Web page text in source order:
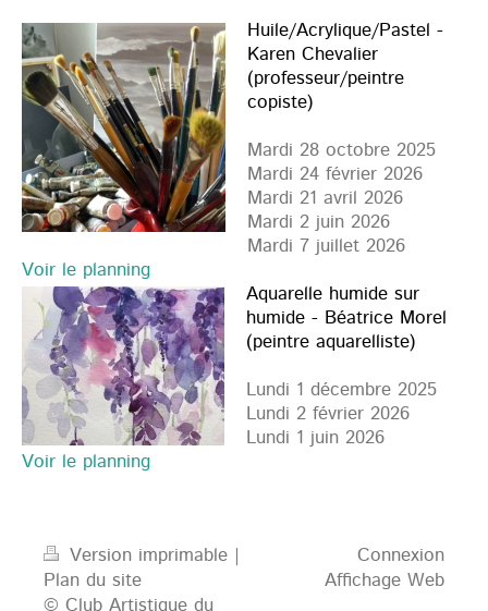
Huile/Acrylique/Pastel -
Karen Chevalier
(professeur/peintre
copiste)
Mardi 28 octobre 2025
Mardi 24 février 2026
Mardi 21 avril 2026
Mardi 2 juin 2026
Mardi 7 juillet 2026
Voir le planning
Aquarelle humide sur
humide - Béatrice Morel
(peintre aquarelliste)
Lundi 1 décembre 2025
Lundi 2 février 2026
Lundi 1 juin 2026
Voir le planning
Version imprimable |
Plan du site
© Club Artistique du
Connexion
Affichage Web